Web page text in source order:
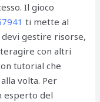
Il gioco
ti mette al
devi gestire risorse,
con altri
tutorial che
volta. Per
esperto del